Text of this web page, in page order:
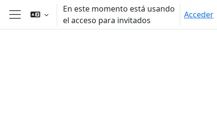
Salta al contenido principal
Panel lateral
En este momento está usando
el acceso para invitados
Acceder